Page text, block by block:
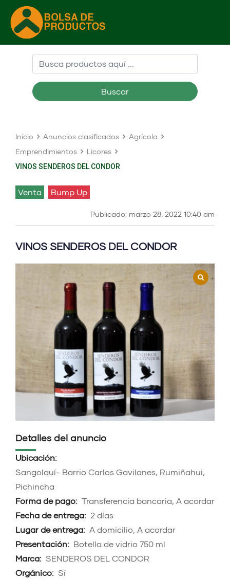
Buscar
Inicio Anuncios clasificados
Agrícola
Emprendimientos
Licores
VINOS SENDEROS DEL CONDOR
venta Bump Up
Publicado: marzo 28, 2022 10:40 am
VINOS SENDEROS DEL CONDOR
Detalles del anuncio
Ubicación:
Sangolquí- Barrio Carlos Gavilanes, Rumiñahui,
Pichincha
Forma de pago: Transferencia bancaria, A acordar
Fecha de entrega: 2 días
Lugar de entrega: A domicilio, A acordar
Presentación: Botella de vidrio 750 ml
Marca: SENDEROS DEL CONDOR
Orgánico: Sí